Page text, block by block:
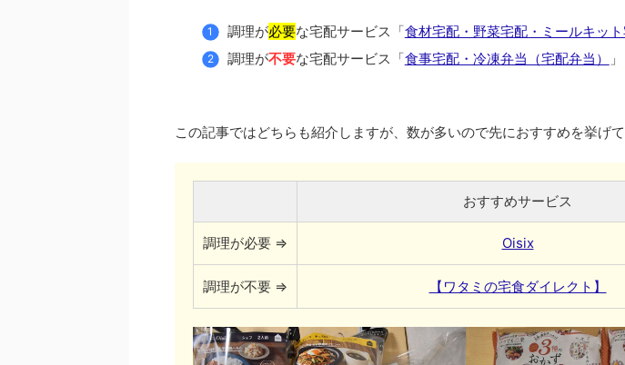
調理が必要な宅配サービス「食材宅配・野菜宅配・ミールキッ
調理が不要な宅配サービス「食事宅配・冷凍弁当（宅配弁当） 」
この記事ではどちらも紹介しますが、数が多いので先におすすめを挙げ
おすすめサービス
調理が必要 ⇒ Oisix
調理が不要 ⇒ 【ワタミの宅食ダイレクト】